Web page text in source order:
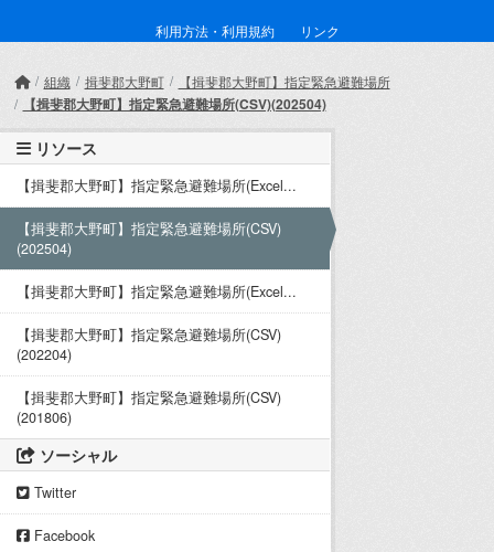
利用方法・利用規約 リンク
組織 揖斐郡大野町 【揖斐郡大野町】指定緊急避難場所
【揖斐郡大野町】指定緊急避難場所(CSV)(202504)
リソース
【揖斐郡大野町】指定緊急避難場所(Excel...
【揖斐郡大野町】指定緊急避難場所(CSV)
(202504)
【揖斐郡大野町】指定緊急避難場所(Excel...
【揖斐郡大野町】指定緊急避難場所(CSV)
(202204)
【揖斐郡大野町】指定緊急避難場所(CSV)
(201806)
ソーシャル
Twitter
Facebook